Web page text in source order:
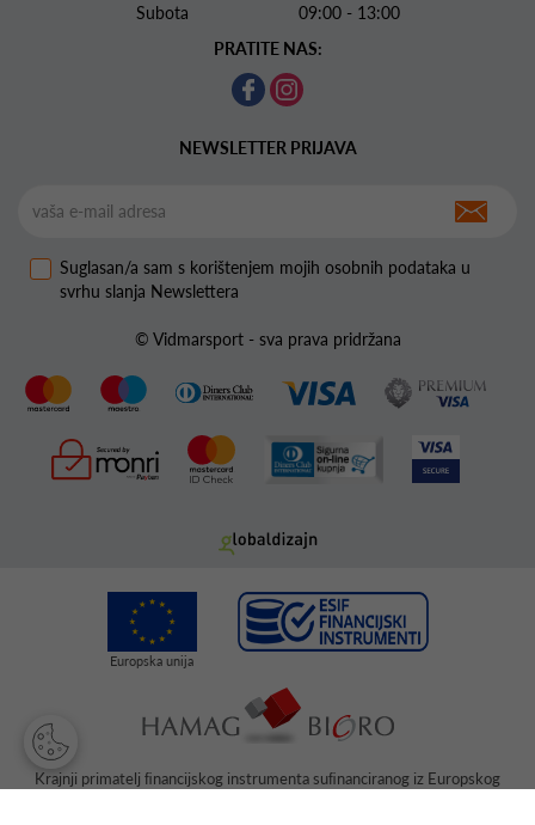
Subota 09:00 - 13:00
PRATITE NAS:
NEWSLETTER PRIJAVA
Suglasan/a sam s korištenjem mojih osobnih podataka u
svrhu slanja Newslettera
© Vidmarsport - sva prava pridržana
Krajnji primatelj ﬁnancijskog instrumenta suﬁnanciranog iz Europskog